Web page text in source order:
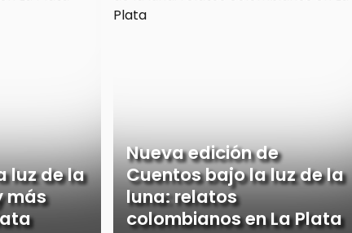
luz de la
más
Nueva edición de
Cuentos bajo la luz de la
luna: relatos
colombianos en La Plata